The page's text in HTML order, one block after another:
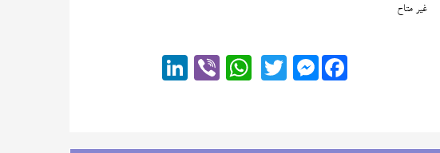
غير متاح
Messenger